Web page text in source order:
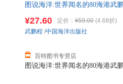
图说海洋:世界闻名的80海港武
图说海洋:世界闻名的80海港武
¥27.60 定价： ¥59.00 (4.68折)
百特图书专营店
武鹏程 /中国海洋出版社